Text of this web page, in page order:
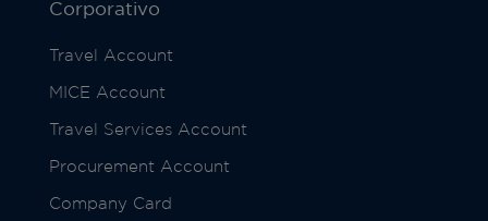
Corporativo
Travel Account
MICE Account
Travel Services Account
Procurement Account
Company Card